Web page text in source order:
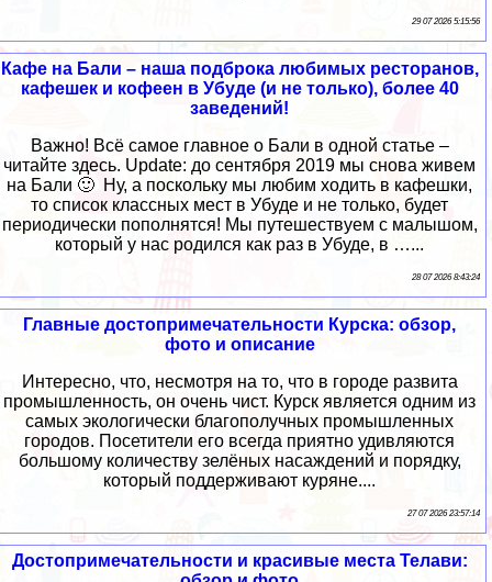
29 07 2026 5:15:56
Кафе на Бали – наша подброка любимых ресторанов,
кафешек и кофеен в Убуде (и не только), более 40
заведений!
Важно! Всё самое главное о Бали в одной статье –
читайте здесь. Update: до сентября 2019 мы снова живем
на Бали 🙂 Ну, а поскольку мы любим ходить в кафешки,
то список классных мест в Убуде и не только, будет
периодически пополнятся! Мы путешествуем с малышом,
который у нас родился как раз в Убуде, в …...
28 07 2026 8:43:24
Главные достопримечательности Курска: обзор,
фото и описание
Интересно, что, несмотря на то, что в городе развита
промышленность, он очень чист. Курск является одним из
самых экологически благополучных промышленных
городов. Посетители его всегда приятно удивляются
большому количеству зелёных насаждений и порядку,
который поддерживают куряне....
27 07 2026 23:57:14
Достопримечательности и красивые места Телави: